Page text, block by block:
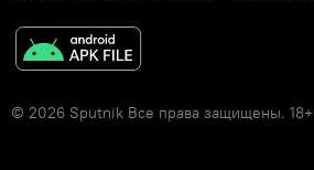
© 2026 Sputnik Все права защищены. 18+